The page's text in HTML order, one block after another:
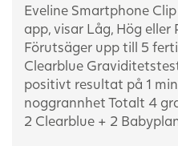
Eveline Smartphone
app, visar Låg, Hög
Förutsäger upp till 5
Clearblue
positivt resultat på 1
noggrannhetTotalt 4
2 Clearblue + 2